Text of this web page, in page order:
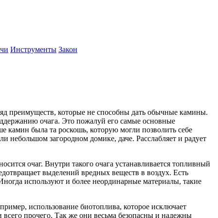
Инструменты Закон
преимуществ, которые не способны дать обычные камины.
очага. Это пожалуй его самые основные
камин была та роскошь, которую могли позволить себе
небольшом загородном домике, даче. Расслабляет и радует
очаг. Внутри такого очага устанавливается топливный
выделений вредных веществ в воздух. Есть
используют и более неординарные материалы, такие
использование биотоплива, которое исключает
прочего. Так же они весьма безопасны и надежны